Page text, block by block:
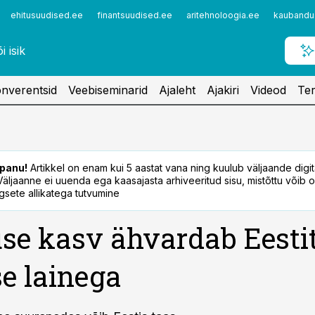
ehitusuudised.ee finantsuudised.ee aritehnoloogia.ee
Veebiseminarid Ajaleht Ajakiri Videod
Artikkel on enam kui 5 aastat vana ning kuulub väljaande
ei uuenda ega kaasajasta arhiveeritud sisu, mistõttu võib
allikatega tutvumine
kasv ähvardab
lainega